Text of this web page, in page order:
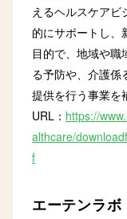
えるヘルスケアビ
的にサポートし、
目的で、地域や
る予防や、介護係
提供を行う事業を
URL： https://
althcare/
f
エーテンラ